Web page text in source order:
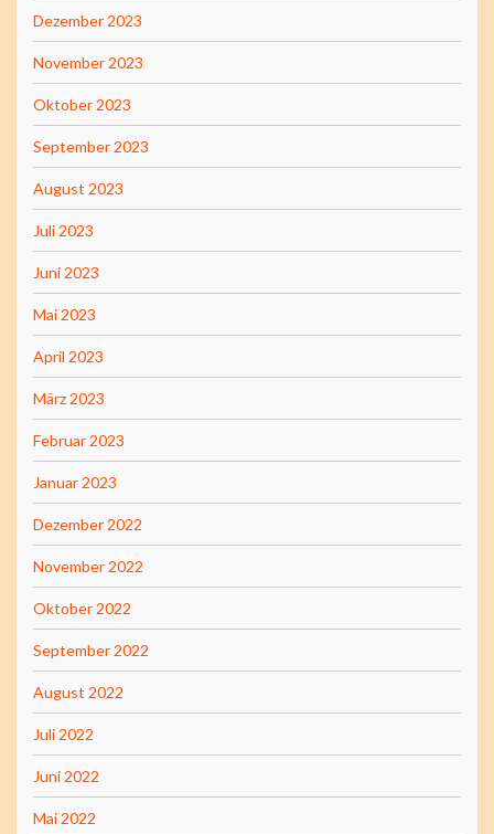
Dezember 2023
November 2023
Oktober 2023
September 2023
August 2023
Juli 2023
Juni 2023
Mai 2023
April 2023
März 2023
Februar 2023
Januar 2023
Dezember 2022
November 2022
Oktober 2022
September 2022
August 2022
Juli 2022
Juni 2022
Mai 2022